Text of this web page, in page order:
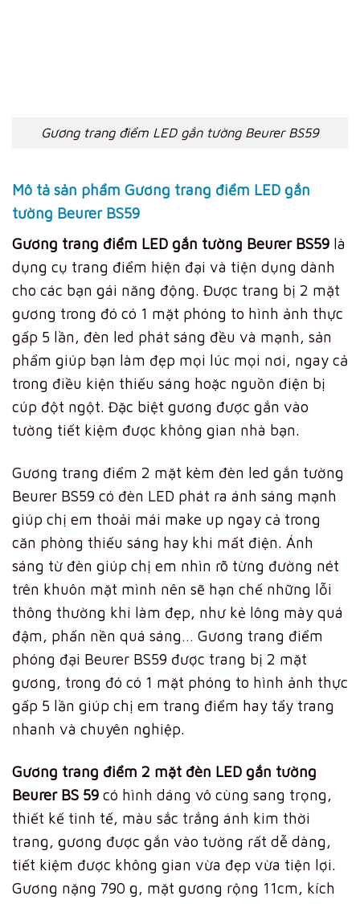
Gương trang điểm LED gắn tường Beurer BS59
Mô tả sản phẩm Gương trang điểm LED gắn
tường Beurer BS59
Gương trang điểm LED gắn tường Beurer BS59 là
dụng cụ trang điểm hiện đại và tiện dụng dành
cho các bạn gái năng động. Được trang bị 2 mặt
gương trong đó có 1 mặt phóng to hình ảnh thực
gấp 5 lần, đèn led phát sáng đều và mạnh, sản
phẩm giúp bạn làm đẹp mọi lúc mọi nơi, ngay cả
trong điều kiện thiếu sáng hoặc nguồn điện bị
cúp đột ngột. Đặc biệt gương được gắn vào
tường tiết kiệm được không gian nhà bạn.
Gương trang điểm 2 mặt kèm đèn led gắn tường
Beurer BS59 có đèn LED phát ra ánh sáng mạnh
giúp chị em thoải mái make up ngay cả trong
căn phòng thiếu sáng hay khi mất điện. Ánh
sáng từ đèn giúp chị em nhìn rõ từng đường nét
trên khuôn mặt mình nên sẽ hạn chế những lỗi
thông thường khi làm đẹp, như kẻ lông mày quá
đậm, phấn nền quá sáng… Gương trang điểm
phóng đại Beurer BS59 được trang bị 2 mặt
gương, trong đó có 1 mặt phóng to hình ảnh thực
gấp 5 lần giúp chị em trang điểm hay tẩy trang
nhanh và chuyên nghiệp.
Gương trang điểm 2 mặt đèn LED gắn tường
Beurer BS 59 có hình dáng vô cùng sang trọng,
thiết kế tinh tế, màu sắc trắng ánh kim thời
trang, gương được gắn vào tường rất dễ dàng,
tiết kiệm được không gian vừa đẹp vừa tiện lợi.
Gương nặng 790 g, mặt gương rộng 11cm, kích